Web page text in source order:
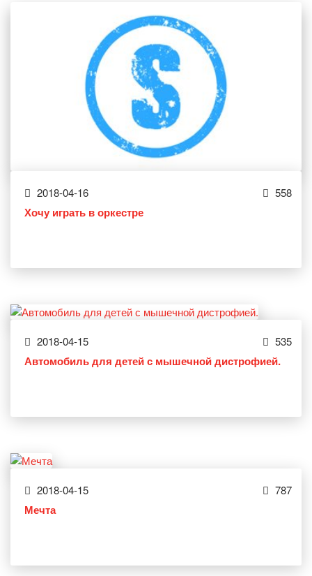
2018-04-16 558
Хочу играть в оркестре
2018-04-15 535
Автомобиль для детей с мышечной дистрофией.
2018-04-15 787
Мечта